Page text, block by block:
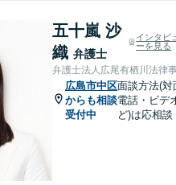
五十嵐 沙
織 弁護士
インタビ
ーを見る
弁護士法人広尾有栖川法律
広島市中区
からも相談
受付中
面談方法(対
電話・ビデ
ど)は応相談